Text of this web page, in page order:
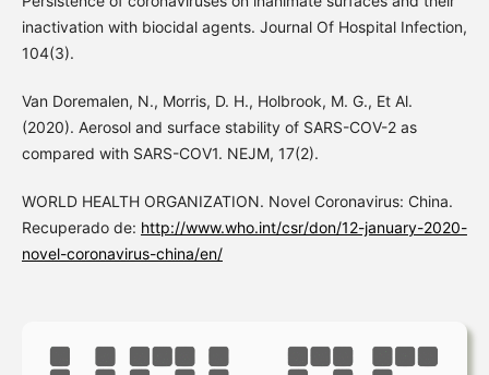
inactivation with biocidal agents. Journal Of Hospital Infection,
104(3).
Van Doremalen, N., Morris, D. H., Holbrook, M. G., Et Al.
(2020). Aerosol and surface stability of SARS-COV-2 as
compared with SARS-COV1. NEJM, 17(2).
WORLD HEALTH ORGANIZATION. Novel Coronavirus: China.
Recuperado de: http://www.who.int/csr/don/12-january-2020-
novel-coronavirus-china/en/